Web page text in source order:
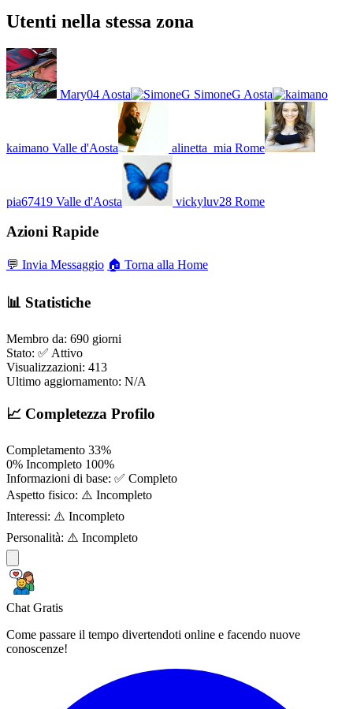
Utenti nella stessa zona
Mary04 Aosta SimoneG Aosta
kaimano Valle d'Aosta alinetta_mia Rome
pia67419 Valle d'Aosta vickyluv28 Rome
Azioni Rapide
💬 Invia Messaggio 🏠 Torna alla Home
📊 Statistiche
Membro da: 690 giorni
Stato: ✅ Attivo
Visualizzazioni: 413
Ultimo aggiornamento: N/A
📈 Completezza Profilo
Completamento 33%
0% Incompleto 100%
Informazioni di base: ✅ Completo
Aspetto fisico: ⚠️ Incompleto
Interessi: ⚠️ Incompleto
Personalità: ⚠️ Incompleto
Chat Gratis
Come passare il tempo divertendoti online e facendo nuove
conoscenze!